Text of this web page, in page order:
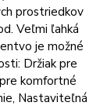
prostriedkov
Veľmi ľahká
je možné
Držiak pre
komfortné
Nastaviteľná